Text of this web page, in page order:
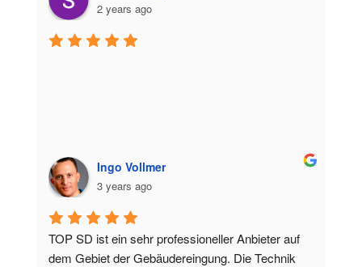
2 years ago
Ingo Vollmer
3 years ago
TOP SD ist ein sehr professioneller Anbieter auf
dem Gebiet der Gebäudereingung. Die Technik